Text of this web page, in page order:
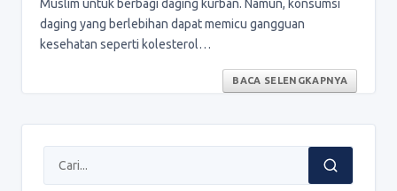
Muslim untuk berbagi daging kurban. Namun, konsumsi
daging yang berlebihan dapat memicu gangguan
kesehatan seperti kolesterol…
BACA SELENGKAPNYA